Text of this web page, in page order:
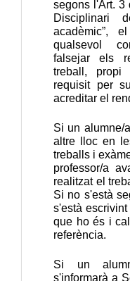
segons l'Art. 3
Disciplinari
acadèmic”,
qualsevol
falsejar els
treball,
requisit per
acreditar el
Si un alumne/
altre lloc en
treballs i
professor/a
realitzat el
Si no s'està
s'està
que ho és i
referència.
Si un
s'informarà a